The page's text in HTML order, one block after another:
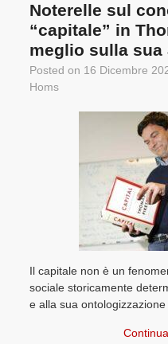
Noterelle sul
“capitale” in
meglio sulla sua
Posted on 16 Dicembre
Homs
Il capitale non è un
sociale storicamente
e alla sua ontologizzazione